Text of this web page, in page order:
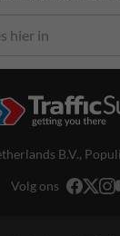
B.V.,
Volg ons